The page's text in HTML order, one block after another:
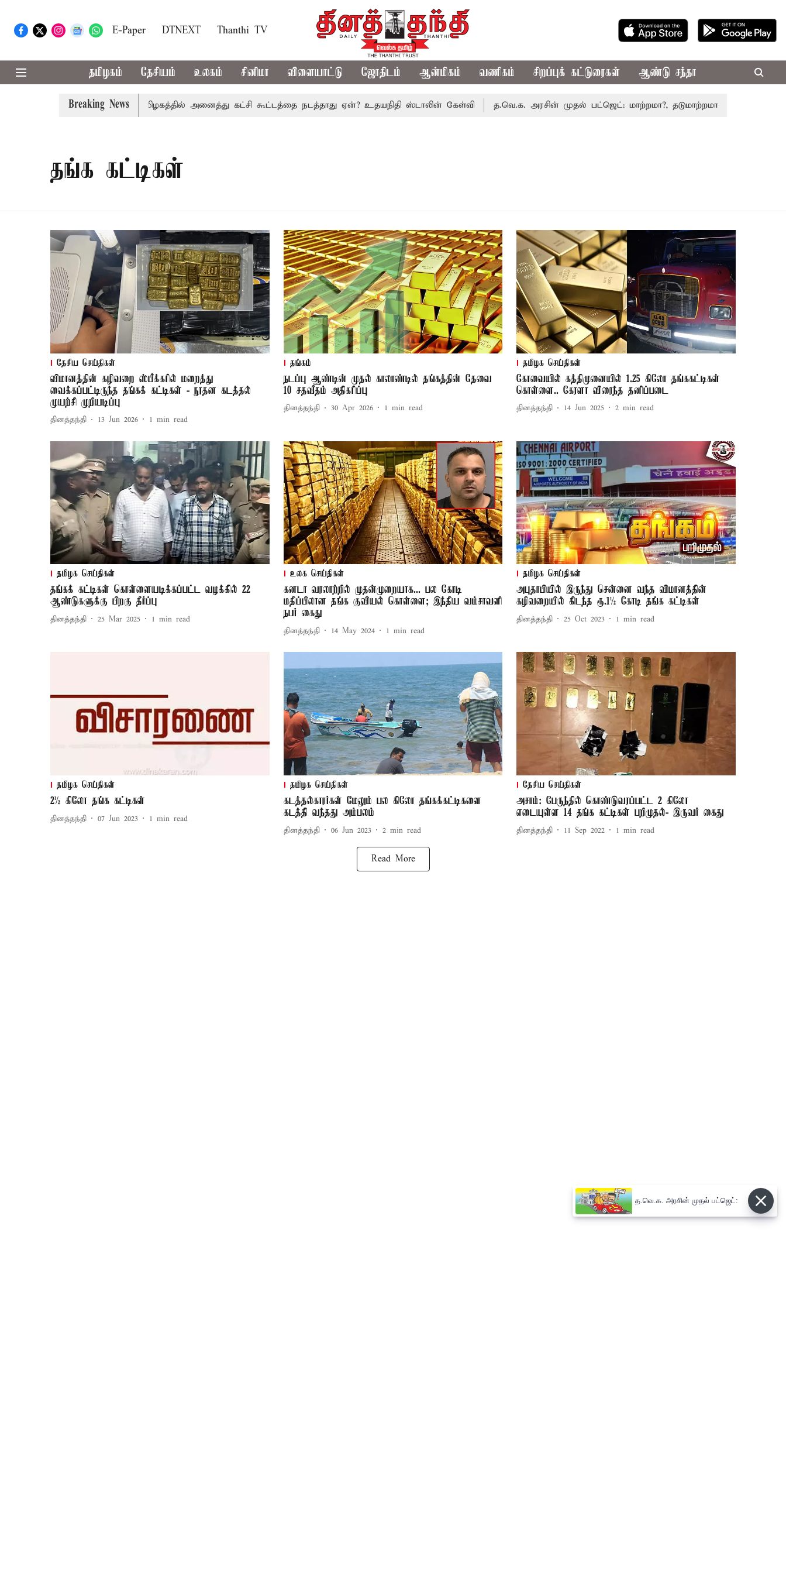
E-Paper DTNEXT Thanthi TV
தமிழகம் தேசியம் உலகம் சினிமா விளையாட்டு ஜோதிடம் ஆன்மிகம் வணிகம் சிறப்புக் கட்டுரைகள் ஆண்டு சந்தா
Breaking News
காவிரி விவகாரம்: தமிழகத்தில் அனைத்து கட்சி கூட்டத்தை நடத்தாது ஏன்? உதயநிதி ஸ்டாலின் கேள்வி த.வெ.க. அரசின் முதல் பட்ஜெட்: மாற்றமா?, தடுமாற்றமா? சட்டசபையில்
தங்க கட்டிகள்
தேசிய செய்திகள்
விமானத்தின் கழிவறை ஸ்பீக்கரில் மறைத்து
வைக்கப்பட்டிருந்த தங்கக் கட்டிகள் - நூதன கடத்தல்
முயற்சி முறியடிப்பு
தினத்தந்தி 13 Jun 2026 1 min read
தங்கம்
நடப்பு ஆண்டின் முதல் காலாண்டில் தங்கத்தின் தேவை
10 சதவீதம் அதிகரிப்பு
தினத்தந்தி 30 Apr 2026 1 min read
தமிழக செய்திகள்
கோவையில் கத்திமுனையில் 1.25 கிலோ தங்ககட்டிகள்
கொள்ளை.. கேரளா விரைந்த தனிப்படை
தினத்தந்தி 14 Jun 2025 2 min read
தமிழக செய்திகள்
தங்கக் கட்டிகள் கொள்ளையடிக்கப்பட்ட வழக்கில் 22
ஆண்டுகளுக்கு பிறகு தீர்ப்பு
தினத்தந்தி 25 Mar 2025 1 min read
உலக செய்திகள்
கனடா வரலாற்றில் முதன்முறையாக... பல கோடி
மதிப்பிலான தங்க குவியல் கொள்ளை; இந்திய வம்சாவளி
நபர் கைது
தினத்தந்தி 14 May 2024 1 min read
தமிழக செய்திகள்
அபுதாபியில் இருந்து சென்னை வந்த விமானத்தின்
கழிவறையில் கிடந்த ரூ.1½ கோடி தங்க கட்டிகள்
தினத்தந்தி 25 Oct 2023 1 min read
தமிழக செய்திகள்
2½ கிலோ தங்க கட்டிகள்
தினத்தந்தி 07 Jun 2023 1 min read
தமிழக செய்திகள்
கடத்தல்காரர்கள் மேலும் பல கிலோ தங்கக்கட்டிகளை
கடத்தி வந்தது அம்பலம்
தினத்தந்தி 06 Jun 2023 2 min read
தேசிய செய்திகள்
அசாம்: பேருந்தில் கொண்டுவரப்பட்ட 2 கிலோ
எடையுள்ள 14 தங்க கட்டிகள் பறிமுதல்- இருவர் கைது
தினத்தந்தி 11 Sep 2022 1 min read
Read More
த.வெ.க. அரசின் முதல் பட்ஜெட்: